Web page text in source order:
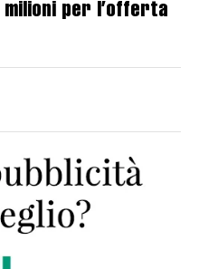
milioni per l’offerta